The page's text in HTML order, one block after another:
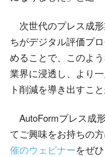
次世代のプレス成
ちがデジタル評価プ
めることで、このよ
業界に浸透し、より
ト削減を導き出すこ
AutoFormプレス成
てご興味をお持ちの方
催のウェビナーをぜ